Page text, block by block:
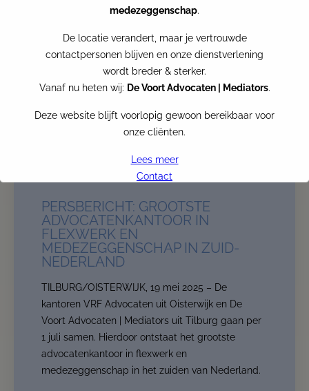
PERSBERICHT: GROOTSTE
ADVOCATENKANTOOR IN
FLEXWERK EN
MEDEZEGGENSCHAP IN ZUID-
NEDERLAND
TILBURG/OISTERWIJK, 19 mei 2025 – De
kantoren VRF Advocaten uit Oisterwijk en De
Voort Advocaten | Mediators uit Tilburg gaan per
1 juli samen. Hierdoor ontstaat het grootste
advocatenkantoor in flexwerk en
medezeggenschap in het zuiden van Nederland.
medezeggenschap.
De locatie verandert, maar je vertrouwde
contactpersonen blijven en onze dienstverlening
wordt breder & sterker.
Vanaf nu heten wij: De Voort Advocaten | Mediators.
Deze website blijft voorlopig gewoon bereikbaar voor
onze cliënten.
Lees meer
Contact
VRF becomes De Voort
Perthe first of July, VRF Advocaten and De Voort
Advocaten | Mediators join forces
the Netherlands in the area offlexwork and employee
participation.
The location changes, but your trusted advisors
remain the same and our services are expanded and
stronger.